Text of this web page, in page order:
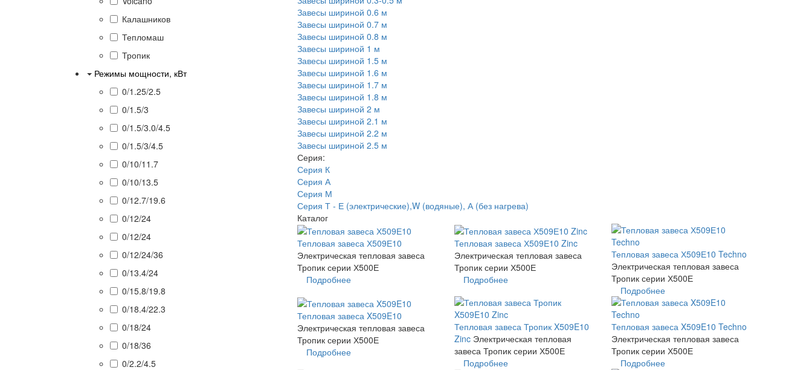
Калашников
Тепломаш
Тропик
Режимы мощности, кВт
0/1.25/2.5
0/1.5/3
0/1.5/3.0/4.5
0/1.5/3/4.5
0/10/11.7
0/10/13.5
0/12.7/19.6
0/12/24
0/12/24
0/12/24/36
0/13.4/24
0/15.8/19.8
0/18.4/22.3
0/18/24
0/18/36
0/2.2/4.5
Завесы шириной 0.6 м
Завесы шириной 0.7 м
Завесы шириной 0.8 м
Завесы шириной 1 м
Завесы шириной 1.5 м
Завесы шириной 1.6 м
Завесы шириной 1.7 м
Завесы шириной 1.8 м
Завесы шириной 2 м
Завесы шириной 2.1 м
Завесы шириной 2.2 м
Завесы шириной 2.5 м
Серия:
Серия К
Серия А
Серия М
Серия Т - Е (электрические),W (водяные), А (без нагрева)
Каталог
Тепловая завеса Х509Е10
Электрическая тепловая завеса
Тропик серии Х500Е
Подробнее
Тепловая завеса Х509Е10 Zinc
Электрическая тепловая завеса
Тропик серии Х500Е
Подробнее
Тепловая завеса Х509Е10 Techno
Электрическая тепловая завеса
Тропик серии Х500Е
Подробнее
Тепловая завеса X509E10
Электрическая тепловая завеса
Тропик серии Х500Е
Подробнее
Тепловая завеса Тропик X509E10
Zinc Электрическая тепловая
завеса Тропик серии Х500Е
Подробнее
Тепловая завеса X509E10 Techno
Электрическая тепловая завеса
Тропик серии Х500Е
Подробнее